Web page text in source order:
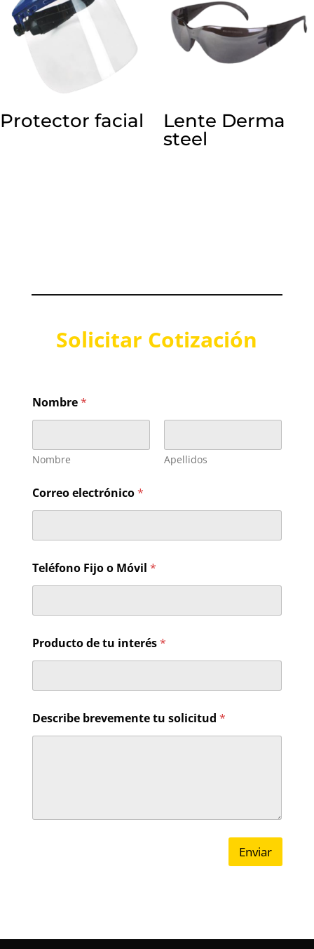
Protector facial
Lente Derma
steel
Solicitar Cotización
Nombre*
Nombre Apellidos
Correo electrónico*
Teléfono Fijo o Móvil *
e
*
e
Producto de tu interés*
Describe brevemente tu solicitud *
Enviar